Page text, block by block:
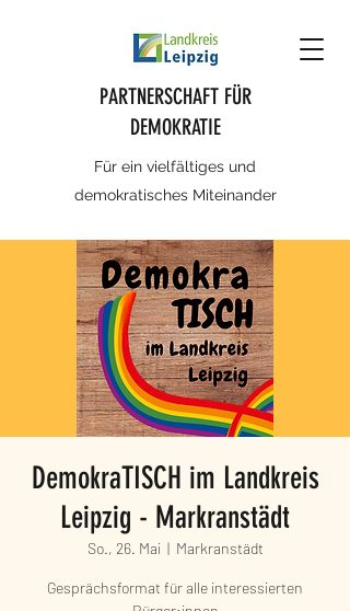
PARTNERSCHAFT FÜR
DEMOKRATIE
Für ein vielfältiges und
demokratisches Miteinander
DemokraTISCH im Landkreis
Leipzig - Markranstädt
So., 26. Mai
  |
Markranstädt
Gesprächsformat für alle interessierten